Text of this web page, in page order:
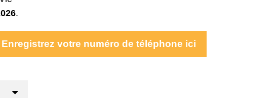
.
votre numéro de téléphone ici